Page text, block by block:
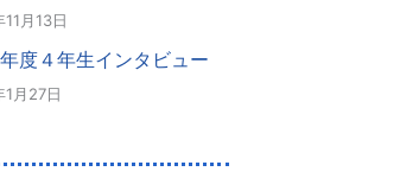
月13日
度４年生インタビュー
月27日